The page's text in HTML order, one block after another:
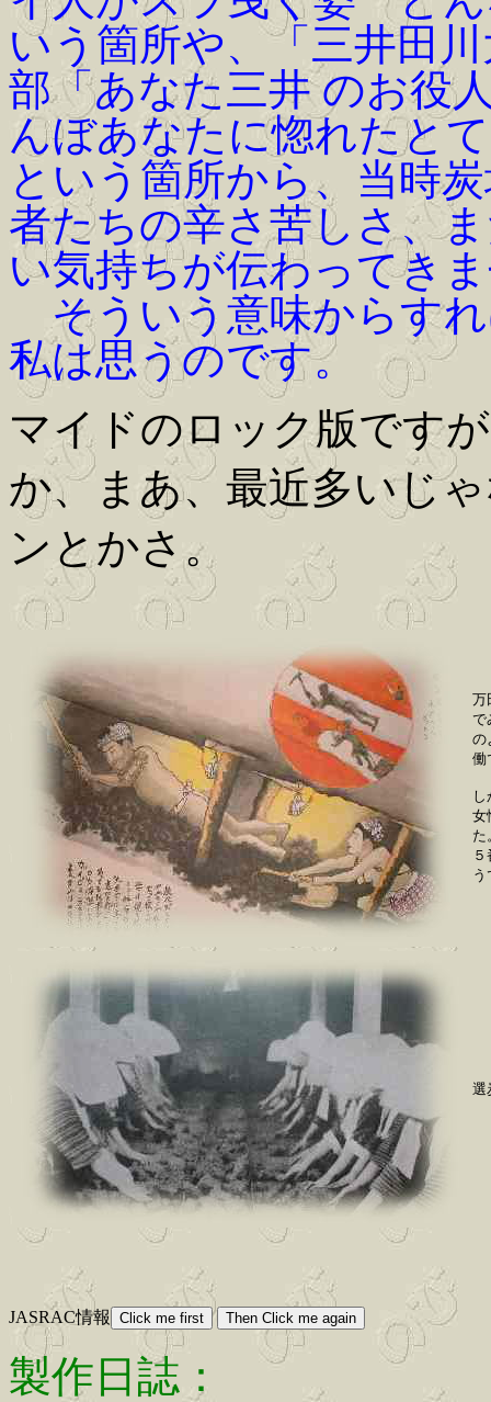
いう箇所や、「三井田
部「あなた三井 のお
んぼあなたに惚れたと
という箇所から、当時
者たちの辛さ苦しさ、
い気持ちが伝わってき
そういう意味からす
私は思うのです。
マイドのロック版です
か、まあ、最近多いじ
ンとかさ。
万
で
の
働
女
た
う
選
JASRAC情報
製作日誌：